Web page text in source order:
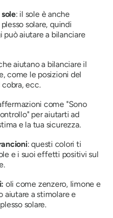
: il sole è anche
solare, quindi
può aiutare a bilanciare
aiutano a bilanciare il
come le posizioni del
ecc.
come "Sono
per aiutarti ad
e la tua sicurezza.
: questi colori ti
e i suoi effetti positivi sul
oli come zenzero, limone e
aiutare a stimolare e
solare.